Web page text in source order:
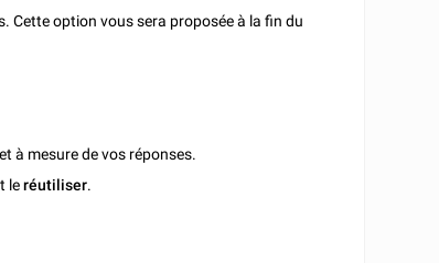
Cette option vous sera proposée à la fin du
à mesure de vos réponses.
leréutiliser.